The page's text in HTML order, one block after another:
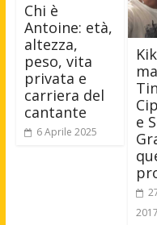
Chi è
Antoine: età,
altezza,
peso, vita
privata e
carriera del
cantante
6 Aprile 2025
e
2017